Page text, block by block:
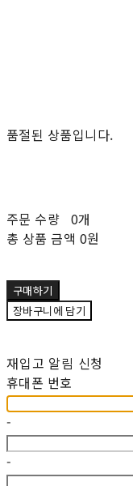
품절된 상품입니다.
주문 수량 0개
총 상품 금액 0원
구매하기
장바구니에 담기
재입고 알림 신청
휴대폰 번호
-
-